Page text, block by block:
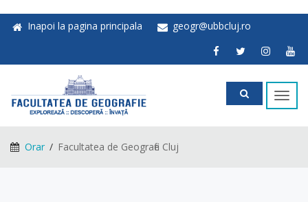
Inapoi la pagina principala geogr@ubbcluj.ro
Orar Facultatea de Geografie Cluj